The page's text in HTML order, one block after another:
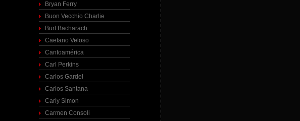
Bryan Ferry
Buon Vecchio Charlie
Burt Bacharach
Caetano Veloso
Cantoamérica
Carl Perkins
Carlos Gardel
Carlos Santana
Carly Simon
Carmen Consoli